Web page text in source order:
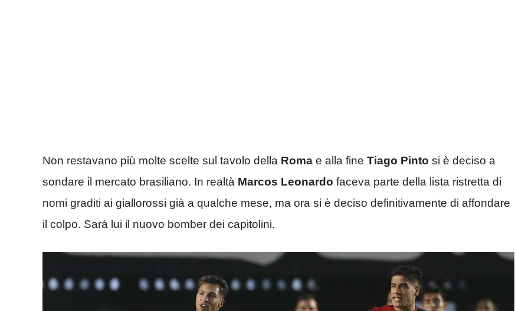
Non restavano più molte scelte sul tavolo della Roma e alla fine Tiago Pinto si è deciso a
sondare il mercato brasiliano. In realtà Marcos Leonardo faceva parte della lista ristretta di
nomi graditi ai giallorossi già a qualche mese, ma ora si è deciso definitivamente di affondare
il colpo. Sarà lui il nuovo bomber dei capitolini.